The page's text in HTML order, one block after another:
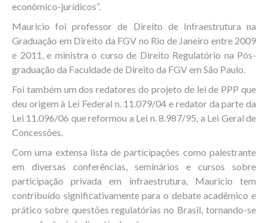
econômico-jurídicos”.
Mauricio foi professor de Direito de Infraestrutura na
Graduação em Direito da FGV no Rio de Janeiro entre 2009
e 2011, e ministra o curso de Direito Regulatório na Pós-
graduação da Faculdade de Direito da FGV em São Paulo.
Foi também um dos redatores do projeto de lei de PPP que
deu origem à Lei Federal n. 11.079/04 e redator da parte da
Lei 11.096/06 que reformou a Lei n. 8.987/95, a Lei Geral de
Concessões.
Com uma extensa lista de participações como palestrante
em diversas conferências, seminários e cursos sobre
participação privada em infraestrutura, Mauricio tem
contribuído significativamente para o debate acadêmico e
prático sobre questões regulatórias no Brasil, tornando-se